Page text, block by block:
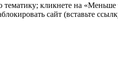
кликнете на «Меньше
сайт (вставьте